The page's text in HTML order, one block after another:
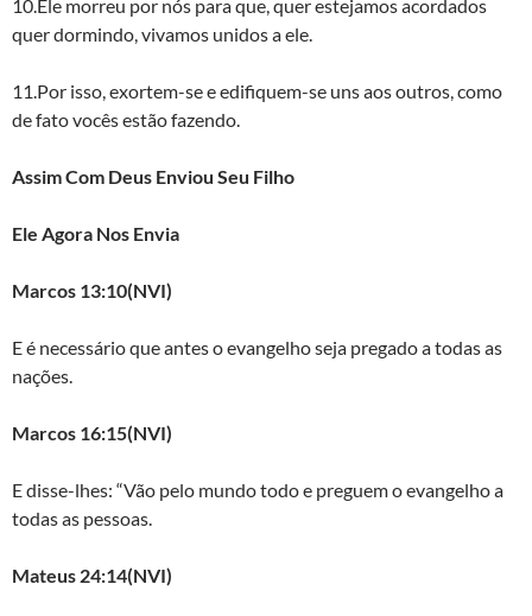
10.Ele morreu por nós para que, quer estejamos acordados
quer dormindo, vivamos unidos a ele.
11.Por isso, exortem-se e edifiquem-se uns aos outros, como
de fato vocês estão fazendo.
Assim Com Deus Enviou Seu Filho
Ele Agora Nos Envia
Marcos 13:10(NVI)
E é necessário que antes o evangelho seja pregado a todas as
nações.
Marcos 16:15(NVI)
E disse-lhes: “Vão pelo mundo todo e preguem o evangelho a
todas as pessoas.
Mateus 24:14(NVI)